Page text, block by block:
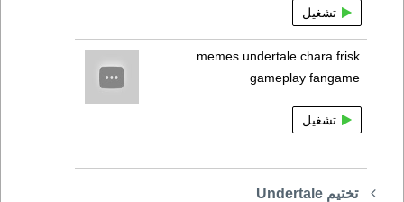
تشغيل
memes undertale chara frisk
gameplay fangame
تشغيل
تختيم Undertale